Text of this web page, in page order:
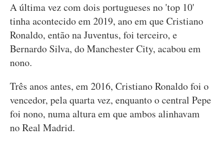
A última vez com dois portugueses no 'top 10'
tinha acontecido em 2019, ano em que Cristiano
Ronaldo, então na Juventus, foi terceiro, e
Bernardo Silva, do Manchester City, acabou em
nono.
Três anos antes, em 2016, Cristiano Ronaldo foi o
vencedor, pela quarta vez, enquanto o central Pepe
foi nono, numa altura em que ambos alinhavam
no Real Madrid.